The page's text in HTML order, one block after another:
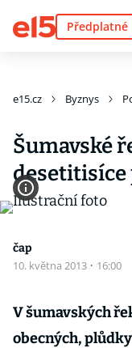
Předplatné
e15.cz Byznys
Šumavské
čap
10. května 2013 · 16:00
V šumavských
obecných,